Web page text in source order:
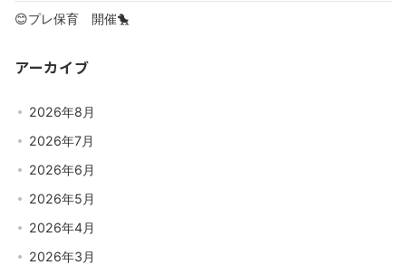
😊プレ保育 開催🐤
アーカイブ
2026年8月
2026年7月
2026年6月
2026年5月
2026年4月
2026年3月